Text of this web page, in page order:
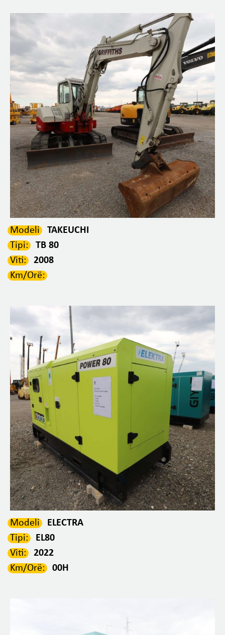
Modeli
TAKEUCHI
Tipi:
TB 80
Viti:
2008
Km/Orë:
Modeli
ELECTRA
Tipi:
EL80
Viti:
2022
Km/Orë:
00H